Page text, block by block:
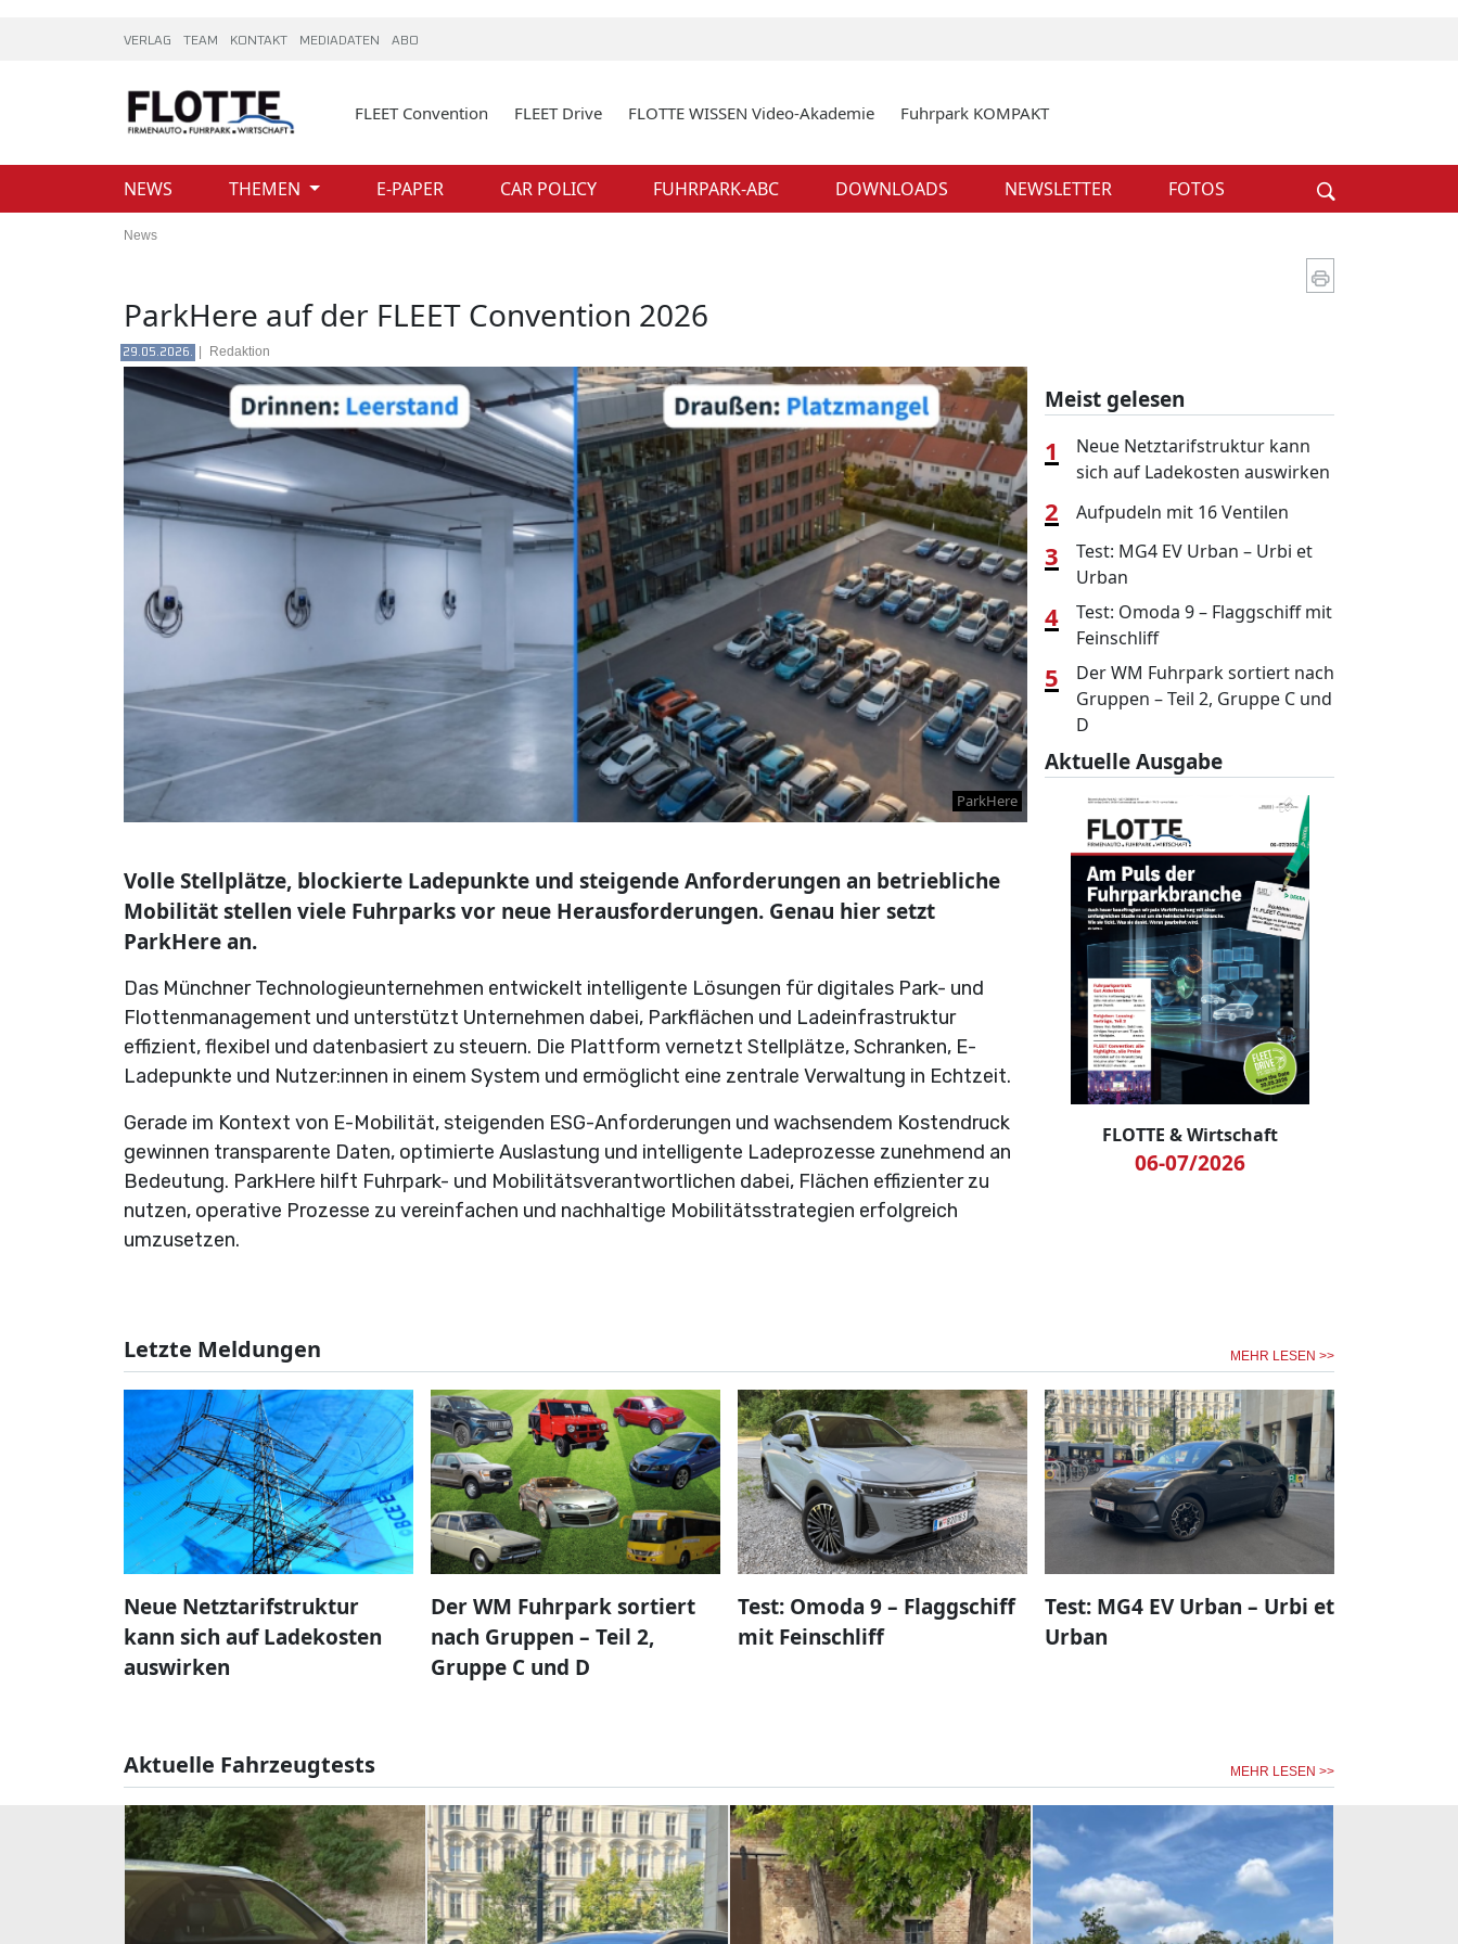
VERLAG TEAM KONTAKT MEDIADATEN ABO
FLEET Convention FLEET Drive FLOTTE WISSEN Video-Akademie Fuhrpark KOMPAKT
NEWS THEMEN E-PAPER CAR POLICY FUHRPARK-ABC DOWNLOADS NEWSLETTER FOTOS
News
ParkHere auf der FLEET Convention 2026
29.05.2026. Redaktion
ParkHere
Volle Stellplätze, blockierte Ladepunkte und steigende Anforderungen an betriebliche
Mobilität stellen viele Fuhrparks vor neue Herausforderungen. Genau hier setzt
ParkHere an.
Das Münchner Technologieunternehmen entwickelt intelligente Lösungen für digitales Park- und
Flottenmanagement und unterstützt Unternehmen dabei, Parkflächen und Ladeinfrastruktur
effizient, flexibel und datenbasiert zu steuern. Die Plattform vernetzt Stellplätze, Schranken, E-
Ladepunkte und Nutzer:innen in einem System und ermöglicht eine zentrale Verwaltung in Echtzeit.
Gerade im Kontext von E-Mobilität, steigenden ESG-Anforderungen und wachsendem Kostendruck
gewinnen transparente Daten, optimierte Auslastung und intelligente Ladeprozesse zunehmend an
Bedeutung. ParkHere hilft Fuhrpark- und Mobilitätsverantwortlichen dabei, Flächen effizienter zu
nutzen, operative Prozesse zu vereinfachen und nachhaltige Mobilitätsstrategien erfolgreich
umzusetzen.
Meist gelesen
1
Neue Netztarifstruktur kann
sich auf Ladekosten auswirken
2 Aufpudeln mit 16 Ventilen
3
Test: MG4 EV Urban – Urbi et
Urban
4
Test: Omoda 9 – Flaggschiff mit
Feinschliff
5
Der WM Fuhrpark sortiert nach
Gruppen – Teil 2, Gruppe C und
D
Aktuelle Ausgabe
FLOTTE & Wirtschaft
06-07/2026
Letzte Meldungen MEHR LESEN >>
Neue Netztarifstruktur
kann sich auf Ladekosten
auswirken
Der WM Fuhrpark sortiert
nach Gruppen – Teil 2,
Gruppe C und D
Test: Omoda 9 – Flaggschiff
mit Feinschliff
Test: MG4 EV Urban – Urbi et
Urban
Aktuelle Fahrzeugtests MEHR LESEN >>